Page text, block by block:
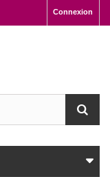
Connexion